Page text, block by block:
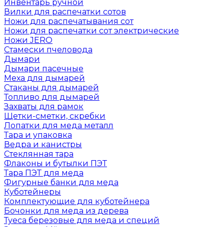
Инвентарь ручной
Вилки для распечатки сотов
Ножи для распечатывания сот
Ножи для распечатки сот электрические
Ножи JERO
Стамески пчеловода
Дымари
Дымари пасечные
Меха для дымарей
Стаканы для дымарей
Топливо для дымарей
Захваты для рамок
Щетки-сметки, скребки
Лопатки для меда металл
Тара и упаковка
Ведра и канистры
Стеклянная тара
Флаконы и бутылки ПЭТ
Тара ПЭТ для меда
Фигурные банки для меда
Куботейнеры
Комплектующие для куботейнера
Бочонки для меда из дерева
Туеса березовые для меда и специй